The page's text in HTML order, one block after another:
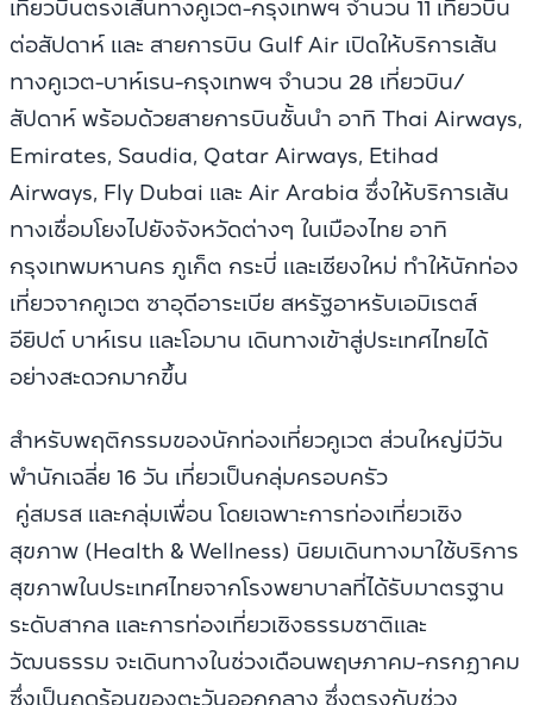
เที่ยวบินตรงเส้นทางคูเวต-กรุงเทพฯ จำนวน 11 เที่ยวบิน
ต่อสัปดาห์ และ สายการบิน Gulf Air เปิดให้บริการเส้น
ทางคูเวต-บาห์เรน-กรุงเทพฯ จำนวน 28 เที่ยวบิน/
สัปดาห์ พร้อมด้วยสายการบินชั้นนำ อาทิ Thai Airways,
Emirates, Saudia, Qatar Airways, Etihad
Airways, Fly Dubai และ Air Arabia ซึ่งให้บริการเส้น
ทางเชื่อมโยงไปยังจังหวัดต่างๆ ในเมืองไทย อาทิ
กรุงเทพมหานคร ภูเก็ต กระบี่ และเชียงใหม่ ทำให้นักท่อง
เที่ยวจากคูเวต ซาอุดีอาระเบีย สหรัฐอาหรับเอมิเรตส์
อียิปต์ บาห์เรน และโอมาน เดินทางเข้าสู่ประเทศไทยได้
อย่างสะดวกมากขึ้น
สำหรับพฤติกรรมของนักท่องเที่ยวคูเวต ส่วนใหญ่มีวัน
พำนักเฉลี่ย 16 วัน เที่ยวเป็นกลุ่มครอบครัว
คู่สมรส และกลุ่มเพื่อน โดยเฉพาะการท่องเที่ยวเชิง
สุขภาพ (Health & Wellness) นิยมเดินทางมาใช้บริการ
สุขภาพในประเทศไทยจากโรงพยาบาลที่ได้รับมาตรฐาน
ระดับสากล และการท่องเที่ยวเชิงธรรมชาติและ
วัฒนธรรม จะเดินทางในช่วงเดือนพฤษภาคม-กรกฎาคม